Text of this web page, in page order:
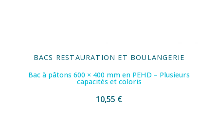
BACS RESTAURATION ET BOULANGERIE
Bac à pâtons 600 × 400 mm en PEHD – Plusieurs
capacités et coloris
10,55 €